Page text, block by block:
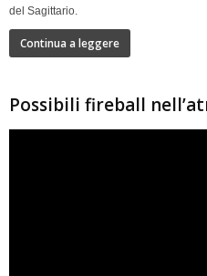
del Sagittario.
Continua a leggere
Possibili fireball